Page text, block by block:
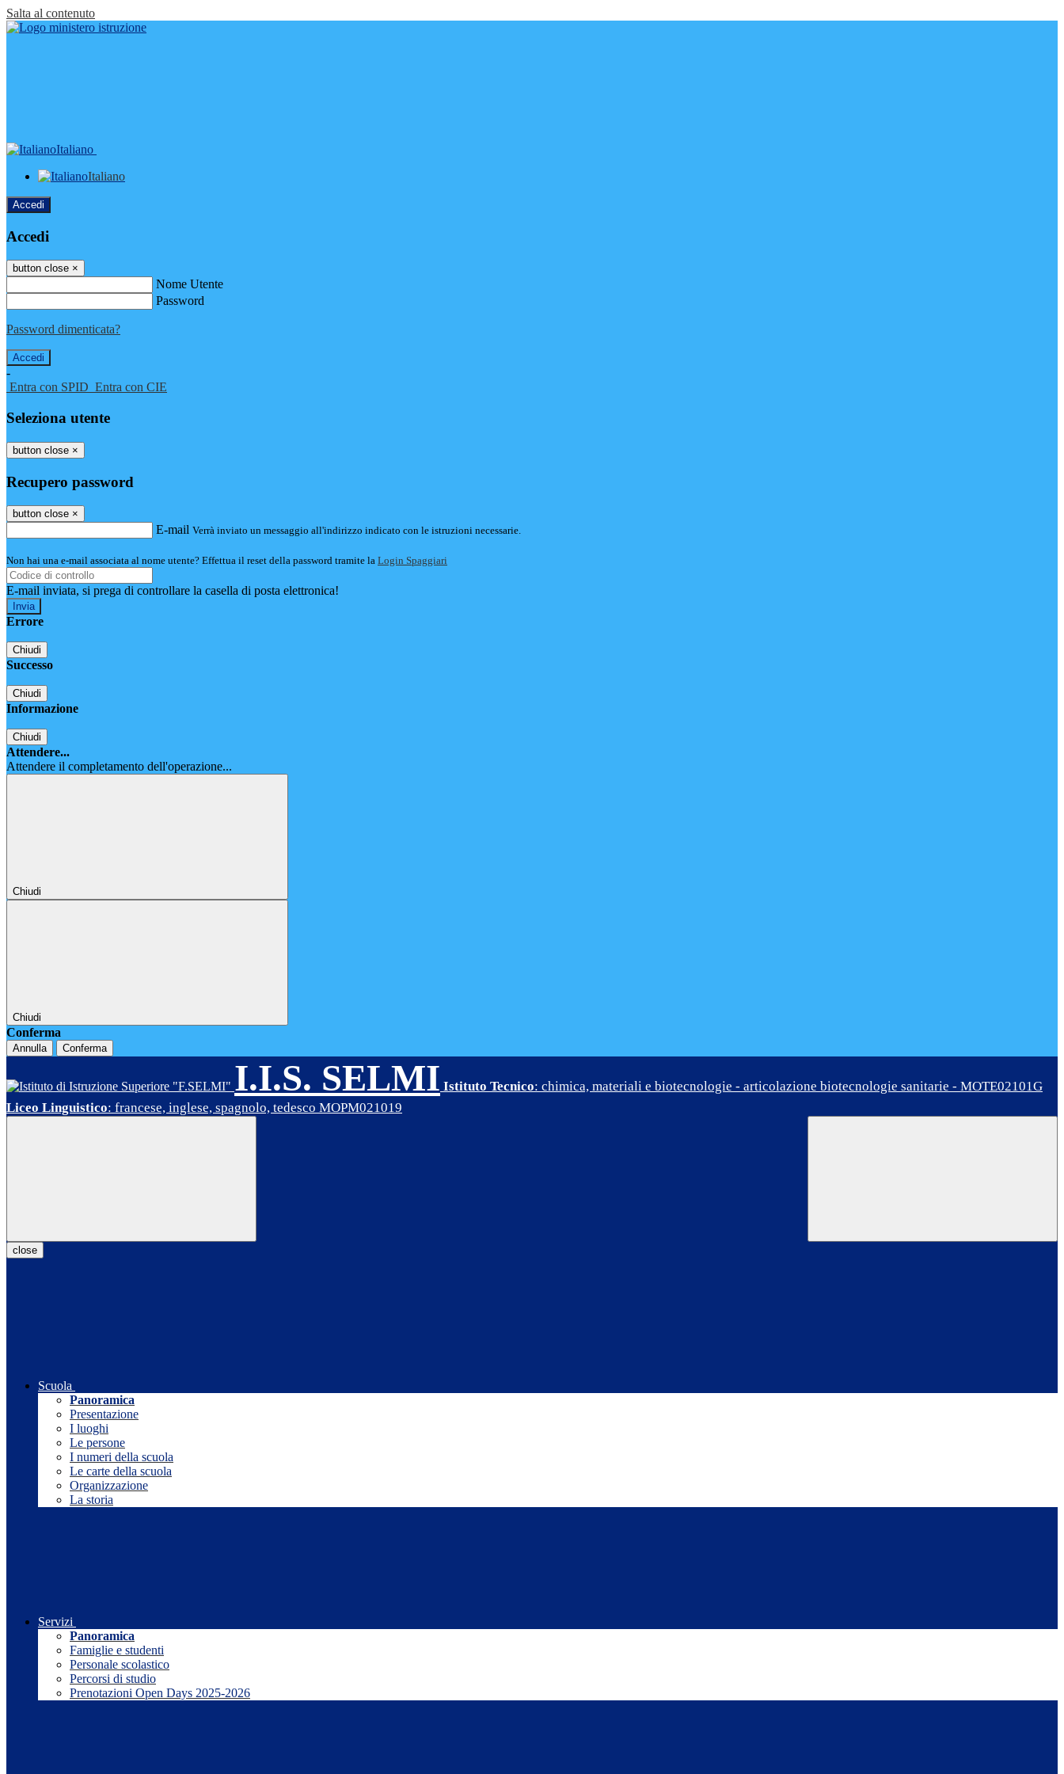
Salta al contenuto
Italiano
Italiano
Accedi
Accedi
button close ×
Nome Utente
Password
Password dimenticata?
-
Entra con SPID Entra con CIE
Seleziona utente
button close ×
Recupero password
button close ×
E-mail Verrà inviato un messaggio all'indirizzo indicato con le istruzioni necessarie.
Non hai una e-mail associata al nome utente? Effettua il reset della password tramite la Login Spaggiari
E-mail inviata, si prega di controllare la casella di posta elettronica!
Errore
Chiudi
Successo
Chiudi
Informazione
Chiudi
Attendere...
Attendere il completamento dell'operazione...
Chiudi
Chiudi
Conferma
Annulla Conferma
I.I.S. SELMI Istituto Tecnico: chimica, materiali e biotecnologie - articolazione biotecnologie sanitarie - MOTE02101G
Liceo Linguistico: francese, inglese, spagnolo, tedesco MOPM021019
close
Scuola
Panoramica
Presentazione
I luoghi
Le persone
I numeri della scuola
Le carte della scuola
Organizzazione
La storia
Servizi
Panoramica
Famiglie e studenti
Personale scolastico
Percorsi di studio
Prenotazioni Open Days 2025-2026